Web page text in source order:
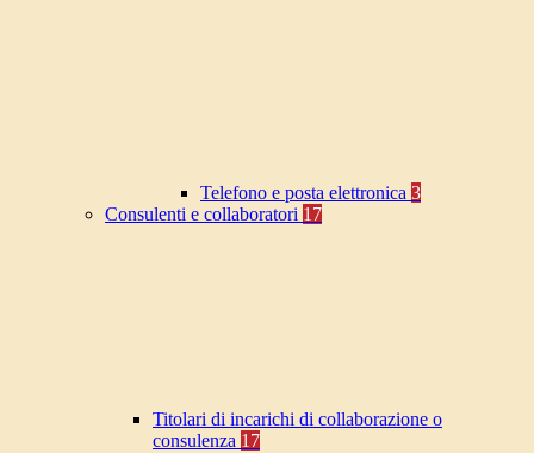
Telefono e posta elettronica 3
Consulenti e collaboratori 17
Titolari di incarichi di collaborazione o
consulenza 17